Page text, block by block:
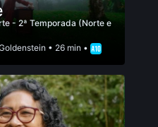
- 2ª Temporada (Norte e
• 26 min •